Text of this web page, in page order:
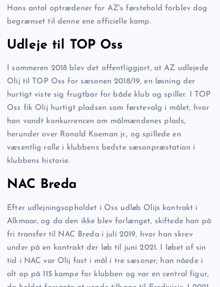
Hans antal optrædener for AZ's førstehold forblev dog
begrænset til denne ene officielle kamp.
Udleje til TOP Oss
I sommeren 2018 blev det offentliggjort, at AZ udlejede
Olij til TOP Oss for sæsonen 2018/19, en løsning der
hurtigt viste sig frugtbar for både klub og spiller. I TOP
Oss fik Olij hurtigt pladsen som førstevalg i målet, hvor
han vandt konkurrencen om målmændenes plads,
herunder over Ronald Koeman jr., og spillede en
væsentlig rolle i klubbens bedste sæsonpræstation i
klubbens historie.
NAC Breda
Efter udlejningsopholdet i Oss udløb Olijs kontrakt i
Alkmaar, og da den ikke blev forlænget, skiftede han på
fri transfer til NAC Breda i juli 2019, hvor han skrev
under på en kontrakt der løb til juni 2021. I løbet af sin
tid i NAC var Olij fast i mål i tre sæsoner; han nåede i
alt op på 115 kampe for klubben og var en central figur,